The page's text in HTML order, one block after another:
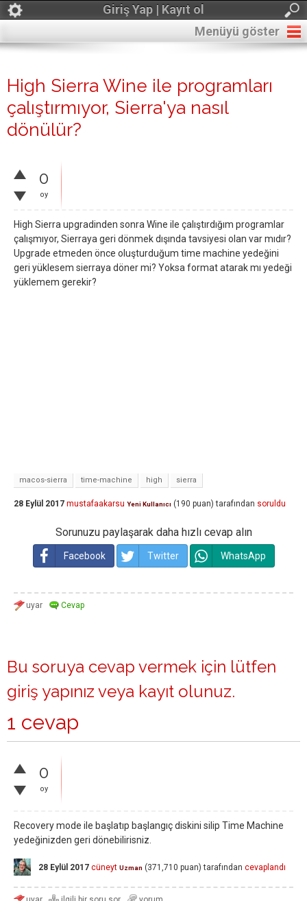
Giriş Yap | Kayıt ol
Menüyü göster
High Sierra Wine ile programları
çalıştırmıyor, Sierra'ya nasıl
dönülür?
0
oy
High Sierra upgradinden sonra Wine ile çalıştırdığım programlar
çalışmıyor, Sierraya geri dönmek dışında tavsiyesi olan var mıdır?
Upgrade etmeden önce oluşturduğum time machine yedeğini
geri yüklesem sierraya döner mi? Yoksa format atarak mı yedeği
yüklemem gerekir?
macos-sierra time-machine high sierra
28 Eylül 2017 mustafaakarsu Yeni Kullanıcı (190 puan) tarafından soruldu
Sorunuzu paylaşarak daha hızlı cevap alın
Facebook Twitter WhatsApp
Bu soruya cevap vermek için lütfen
giriş yapınız veya kayıt olunuz.
1 cevap
0
oy
Recovery mode ile başlatıp başlangıç diskini silip Time Machine
yedeğinizden geri dönebilirisniz.
28 Eylül 2017 cüneyt Uzman (371,710 puan) tarafından cevaplandı